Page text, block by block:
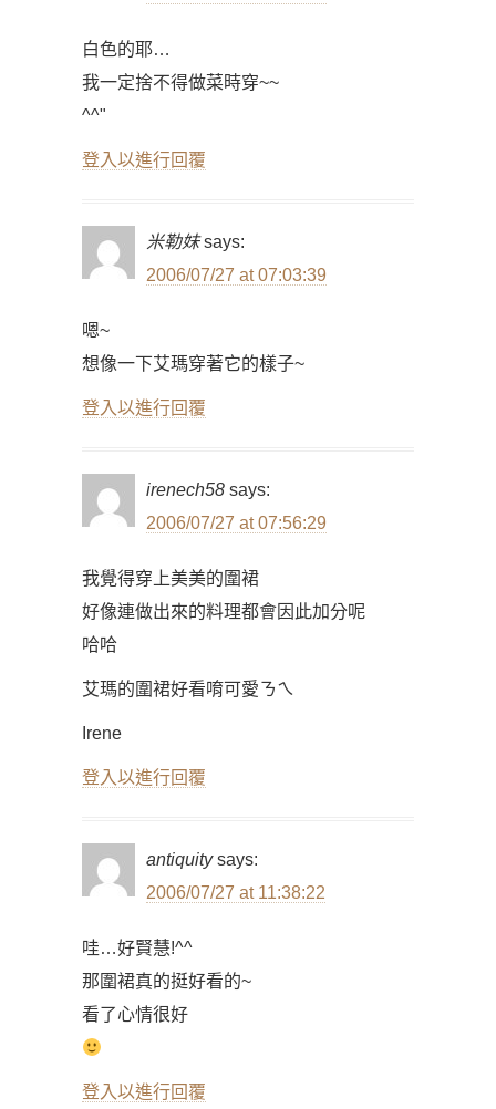
白色的耶…
我一定捨不得做菜時穿~~
^^"
登入以進行回覆
米勒妹 says:
2006/07/27 at 07:03:39
嗯~
想像一下艾瑪穿著它的樣子~
登入以進行回覆
irenech58 says:
2006/07/27 at 07:56:29
我覺得穿上美美的圍裙
好像連做出來的料理都會因此加分呢
哈哈
艾瑪的圍裙好看唷可愛ㄋㄟ
Irene
登入以進行回覆
antiquity says:
2006/07/27 at 11:38:22
哇…好賢慧!^^
那圍裙真的挺好看的~
看了心情很好
登入以進行回覆